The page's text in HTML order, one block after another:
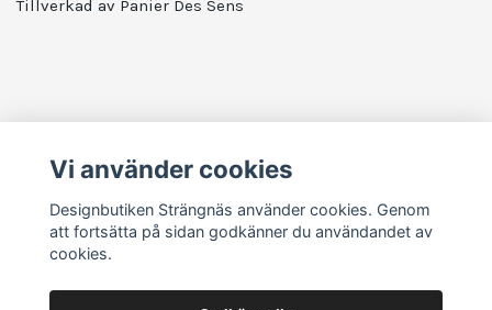
Tillverkad av Panier Des Sens
Läs mer
Om oss
Kontakt
Vi använder cookies
Designbutiken Strängnäs använder cookies. Genom
att fortsätta på sidan godkänner du användandet av
cookies.